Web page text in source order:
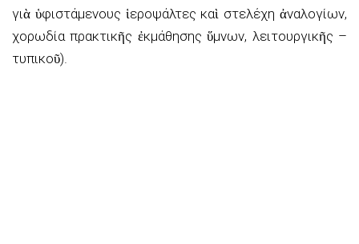
γιὰ ὑφιστάμενους ἱεροψάλτες καὶ στελέχη ἀναλογίων,
χορωδία πρακτικῆς ἐκμάθησης ὕμνων, λειτουργικῆς –
τυπικοῦ).